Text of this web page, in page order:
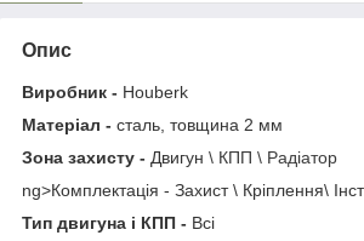
Опис
Виробник - Houberk
Матеріал - сталь, товщина 2 мм
Зона захисту - Двигун \ КПП \ Радіатор
ng>Комплектація - Захист \ Кріплення\
Тип двигуна і КПП - Всі